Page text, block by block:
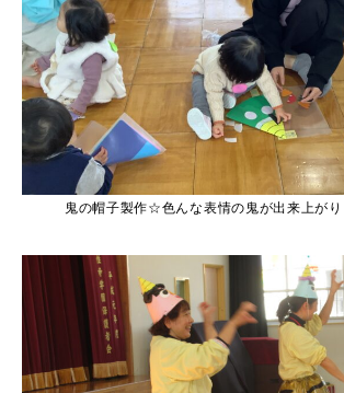
鬼の帽子製作☆色んな表情の鬼が出来上がり